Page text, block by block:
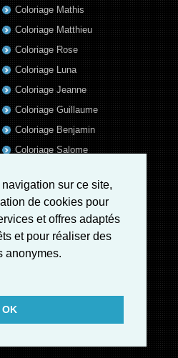
sur ce site,
de cookies pour
et offres adaptés
et pour réaliser des
anonymes.
OK
Coloriage Mathis
Coloriage Matthieu
Coloriage Rose
Coloriage Luna
Coloriage Jeanne
Coloriage Guillaume
Coloriage Benjamin
Coloriage Salome
Coloriage Ulysse
Coloriage Alicia
Coloriage Heloïse
Coloriage Iris